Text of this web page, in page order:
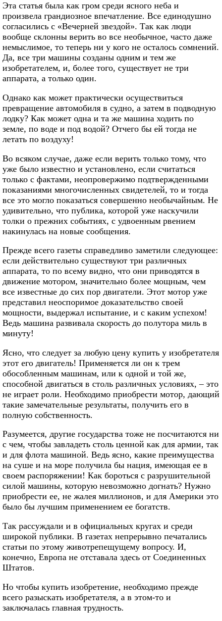
Эта статья была как гром среди ясного неба и
произвела грандиозное впечатление. Все единодушно
согласились с «Вечерней звездой». Так как люди
вообще склонны верить во все необычное, часто даже
немыслимое, то теперь ни у кого не осталось сомнений.
Да, все три машины созданы одним и тем же
изобретателем, и, более того, существует не три
аппарата, а только один.
Однако как может практически осуществиться
превращение автомобиля в судно, а затем в подводную
лодку? Как может одна и та же машина ходить по
земле, по воде и под водой? Отчего бы ей тогда не
летать по воздуху!
Во всяком случае, даже если верить только тому, что
уже было известно и установлено, если считаться
только с фактами, неопровержимо подтвержденными
показаниями многочисленных свидетелей, то и тогда
все это могло показаться совершенно необычайным. Не
удивительно, что публика, которой уже наскучили
толки о прежних событиях, с удвоенным рвением
накинулась на новые сообщения.
Прежде всего газеты справедливо заметили следующее:
если действительно существуют три различных
аппарата, то по всему видно, что они приводятся в
движение мотором, значительно более мощным, чем
все известные до сих пор двигатели. Этот мотор уже
представил неоспоримое доказательство своей
мощности, выдержал испытание, и с каким успехом!
Ведь машина развивала скорость до полутора миль в
минуту!
Ясно, что следует за любую цену купить у изобретателя
этот его двигатель! Применяется ли он к трем
обособленным машинам, или к одной и той же,
способной двигаться в столь различных условиях, – это
не играет роли. Необходимо приобрести мотор, дающий
такие замечательные результаты, получить его в
полную собственность.
Разумеется, другие государства тоже не посчитаются ни
с чем, чтобы завладеть столь ценной как для армии, так
и для флота машиной. Ведь ясно, какие преимущества
на суше и на море получила бы нация, имеющая ее в
своем распоряжении! Как бороться с разрушительной
силой машины, которую невозможно догнать? Нужно
приобрести ее, не жалея миллионов, и для Америки это
было бы лучшим применением ее богатств.
Так рассуждали и в официальных кругах и среди
широкой публики. В газетах непрерывно печатались
статьи по этому животрепещущему вопросу. И,
конечно, Европа не отставала здесь от Соединенных
Штатов.
Но чтобы купить изобретение, необходимо прежде
всего разыскать изобретателя, а в этом-то и
заключалась главная трудность.